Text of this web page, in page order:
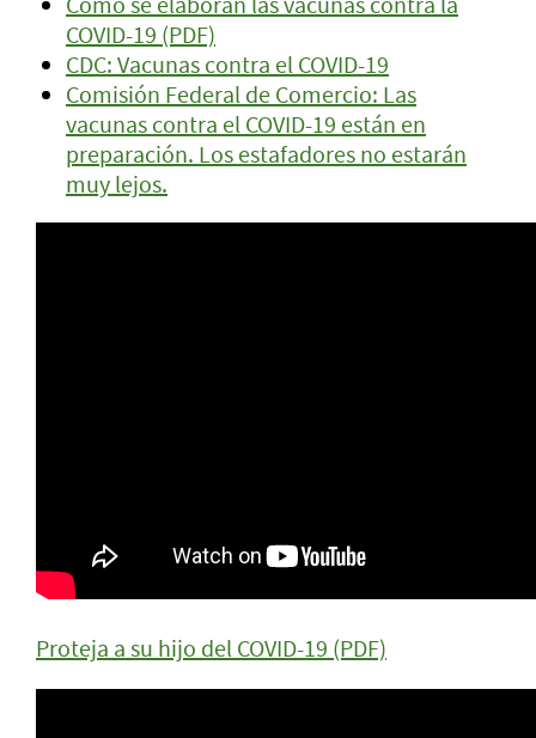
COVID-19 (PDF)
CDC: Vacunas contra el COVID-19
Comisión Federal de Comercio: Las
vacunas contra el COVID-19 están en
preparación. Los estafadores no estarán
muy lejos.
Proteja a su hijo del COVID-19 (PDF)